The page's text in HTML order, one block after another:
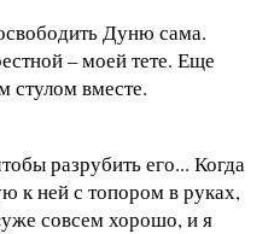
Дуню сама.
– моей тете. Еще
стулом вместе.
разрубить его... Когда
к ней с топором в руках,
совсем хорошо, и я